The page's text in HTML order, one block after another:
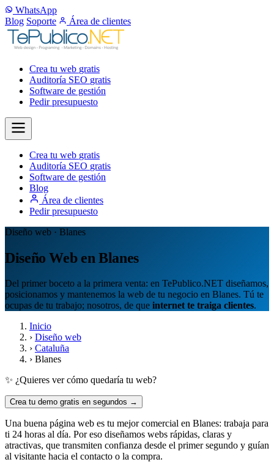
WhatsApp
Blog Soporte Área de clientes
Crea tu web gratis
Auditoría SEO gratis
Software de gestión
Pedir presupuesto
Crea tu web gratis
Auditoría SEO gratis
Software de gestión
Blog
Área de clientes
Pedir presupuesto
Diseño web · Blanes
Diseño Web en Blanes
Del primer boceto a la primera venta: en TePublico.NET diseñamos,
posicionamos y mantenemos la web de tu negocio en Blanes. Tú te
ocupas de tu trabajo; nosotros, de que internet te traiga clientes.
Inicio
› Diseño web
› Cataluña
› Blanes
✨ ¿Quieres ver cómo quedaría tu web?
Crea tu demo gratis en segundos →
Una buena página web es tu mejor comercial en Blanes: trabaja para
ti 24 horas al día. Por eso diseñamos webs rápidas, claras y
atractivas, que transmiten confianza desde el primer segundo y guían
al visitante hacia el contacto o la compra.